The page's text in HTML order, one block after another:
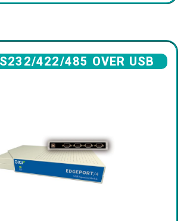
422/485 OVER USB